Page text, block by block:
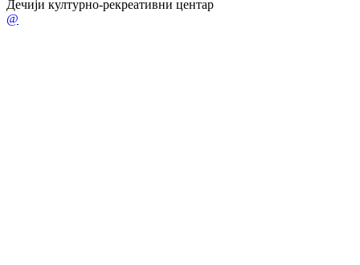
Дечији културно-рекреативни центар
@